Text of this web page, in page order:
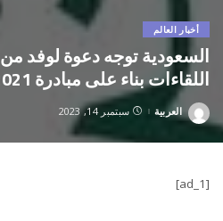
أخبار العالم
السعودية توجه دعوة لوفد
اللقاءات بناء على مبادرة 2021
Posted
العربية سبتمبر 14, 2023
[ad_1]